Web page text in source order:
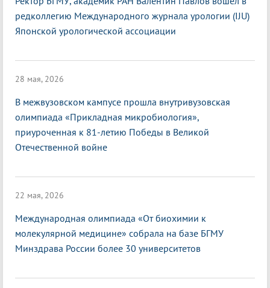
редколлегию Международного журнала урологии (IJU)
Японской урологической ассоциации
28 мая, 2026
В межвузовском кампусе прошла внутривузовская
олимпиада «Прикладная микробиология»,
приуроченная к 81-летию Победы в Великой
Отечественной войне
22 мая, 2026
Международная олимпиада «От биохимии к
молекулярной медицине» собрала на базе БГМУ
Минздрава России более 30 университетов